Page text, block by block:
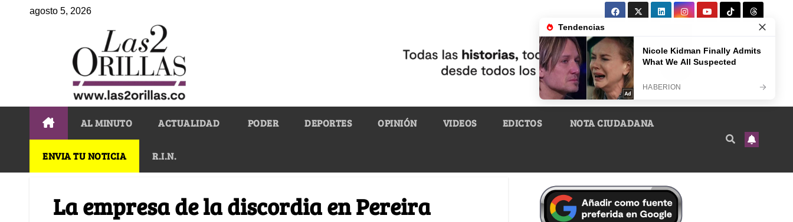
agosto 5, 2026
AL MINUTO ACTUALIDAD PODER DEPORTES OPINIÓN VIDEOS EDICTOS NOTA CIUDADANA
ENVIA TU NOTICIA R.I.N.
La empresa de la discordia en Pereira